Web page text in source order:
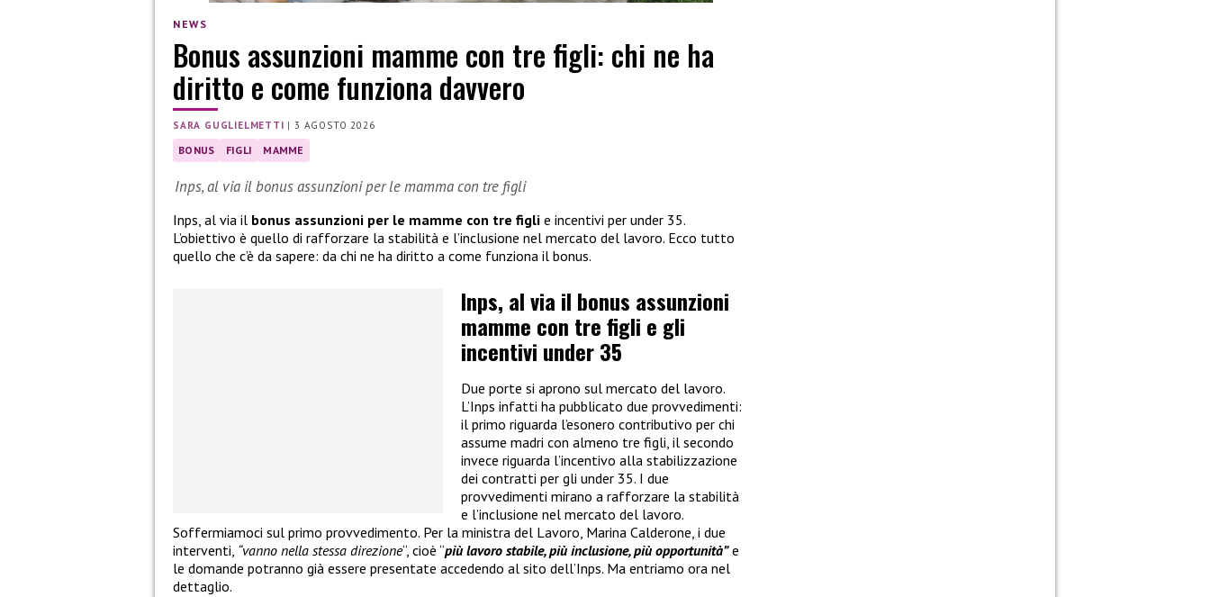
NEWS
Bonus assunzioni mamme con tre figli: chi ne ha
diritto e come funziona davvero
SARA GUGLIELMETTI |3 AGOSTO 2026
BONUS FIGLI MAMME
Inps, al via il bonus assunzioni per le mamma con tre figli
Inps, al via il bonus assunzioni per le mamme con tre figli e incentivi per under 35.
L’obiettivo è quello di rafforzare la stabilità e l’inclusione nel mercato del lavoro. Ecco tutto
quello che c’è da sapere: da chi ne ha diritto a come funziona il bonus.
Inps, al via il bonus assunzioni
mamme con tre figli e gli
incentivi under 35
Due porte si aprono sul mercato del lavoro.
L’Inps infatti ha pubblicato due provvedimenti:
il primo riguarda l’esonero contributivo per chi
assume madri con almeno tre figli, il secondo
invece riguarda l’incentivo alla stabilizzazione
dei contratti per gli under 35. I due
provvedimenti mirano a rafforzare la stabilità
e l’inclusione nel mercato del lavoro.
Soffermiamoci sul primo provvedimento. Per la ministra del Lavoro, Marina Calderone, i due
interventi, “vanno nella stessa direzione“, cioè “più lavoro stabile, più inclusione, più opportunità”e
le domande potranno già essere presentate accedendo al sito dell’Inps. Ma entriamo ora nel
dettaglio.